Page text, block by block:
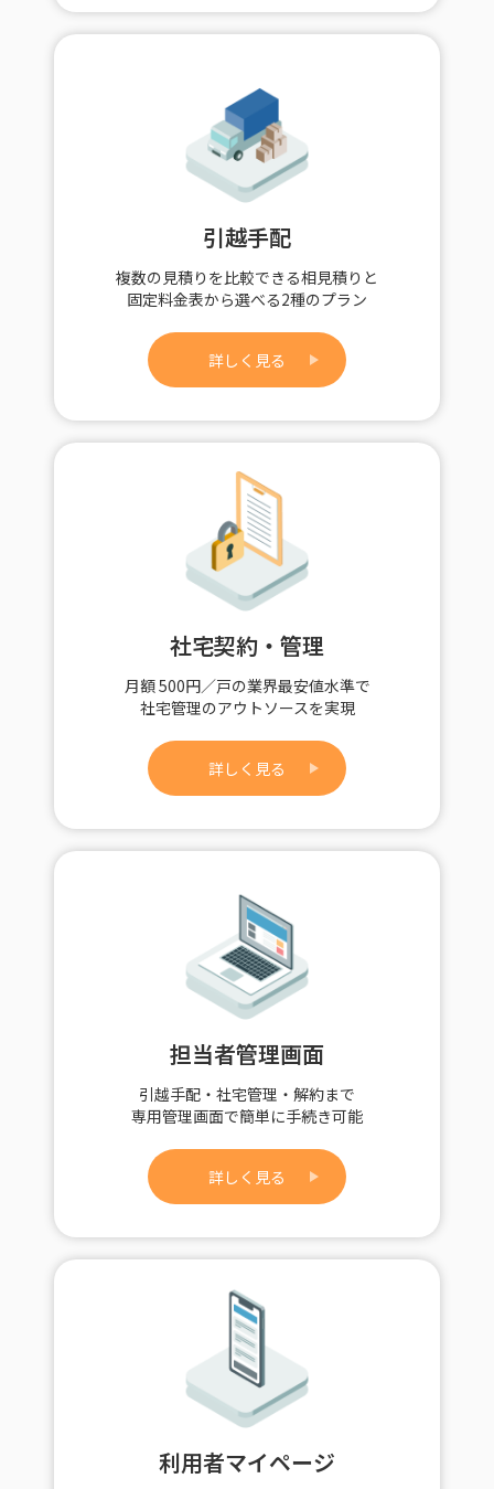
引越手配
複数の見積りを比較できる相見積りと
固定料金表から選べる2種のプラン
詳しく見る
社宅契約・管理
月額 500円／戸の業界最安値水準で
社宅管理のアウトソースを実現
詳しく見る
担当者管理画面
引越手配・社宅管理・解約まで
専用管理画面で簡単に手続き可能
詳しく見る
利用者マイページ